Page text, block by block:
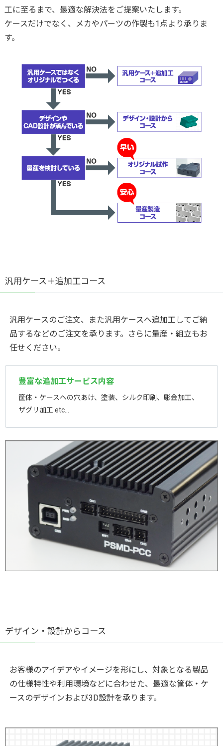
厚銅基板（大電流基板）
ウルトラクイックコース
デリバリーゼロ
（出荷日当日お届けサービス）
事前データチェック
gene（センサモジュール）
基板カレンダー（ノベルティ製作）
基板回収リサイクルサポート
お問い合わせフォーム
取引実績
工に至るまで、最適な解決法をご提案いたします。
ケースだけでなく、メカやパーツの作製も1点より承りま
す。
汎用ケース＋追加工コース
汎用ケースのご注文、また汎用ケースへ追加工してご納
品するなどのご注文を承ります。さらに量産・組立もお
任せください。
豊富な追加工サービス内容
筐体・ケースへの穴あけ、塗装、シルク印刷、彫金加工、
ザグリ加工 etc...
デザイン・設計からコース
お客様のアイデアやイメージを形にし、対象となる製品
の仕様特性や利用環境などに合わせた、最適な筐体・ケ
ースのデザインおよび3D設計を承ります。